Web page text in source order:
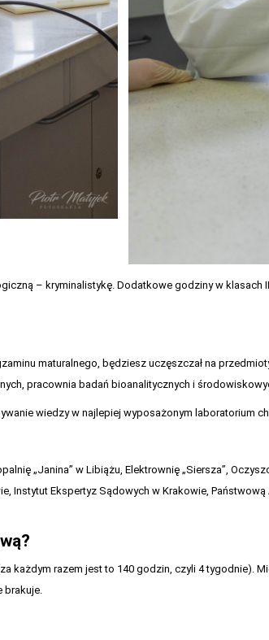
– kryminalistykę. Dodatkowe godziny w klasach
maturalnego, będziesz uczęszczał na
pracownia badań bioanalitycznych i
wiedzy w najlepiej wyposażonym laboratorium
„Janina” w Libiążu, Elektrownię „Siersza”,
Instytut Ekspertyz Sądowych w Krakowie,
każdym razem jest to 140 godzin, czyli 4 tygodnie).
brakuje.